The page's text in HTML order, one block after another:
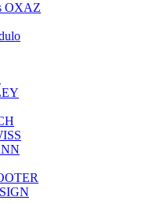
OXAZ